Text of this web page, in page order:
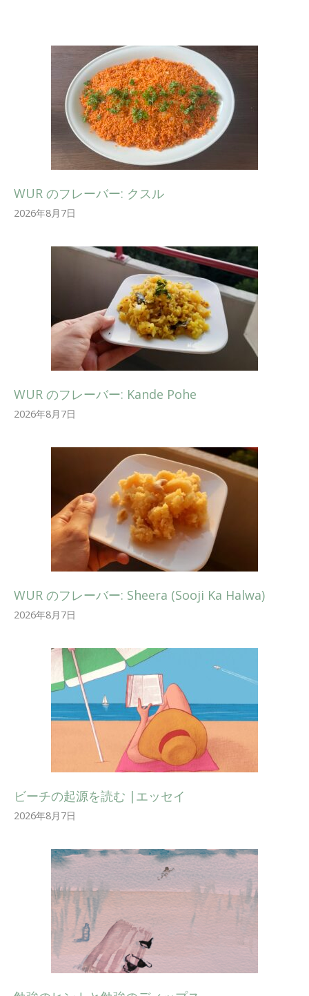
WUR のフレーバー: クスル
2026年8月7日
WUR のフレーバー: Kande Pohe
2026年8月7日
WUR のフレーバー: Sheera (Sooji Ka Halwa)
2026年8月7日
ビーチの起源を読む |エッセイ
2026年8月7日